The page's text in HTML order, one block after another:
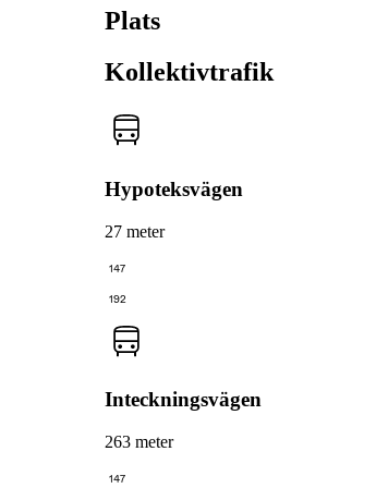
Plats
Kollektivtrafik
Hypoteksvägen
27 meter
147
192
Inteckningsvägen
263 meter
147